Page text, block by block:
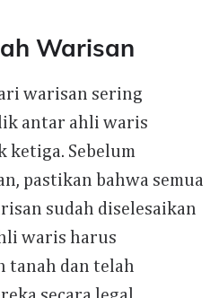
Warisan
warisan sering
antar ahli waris
ketiga. Sebelum
pastikan bahwa semua
sudah diselesaikan
waris harus
tanah dan telah